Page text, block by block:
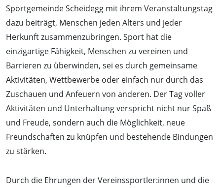
Sportgemeinde Scheidegg mit ihrem Veranstaltungstag
dazu beiträgt, Menschen jeden Alters und jeder
Herkunft zusammenzubringen. Sport hat die
einzigartige Fähigkeit, Menschen zu vereinen und
Barrieren zu überwinden, sei es durch gemeinsame
Aktivitäten, Wettbewerbe oder einfach nur durch das
Zuschauen und Anfeuern von anderen. Der Tag voller
Aktivitäten und Unterhaltung verspricht nicht nur Spaß
und Freude, sondern auch die Möglichkeit, neue
Freundschaften zu knüpfen und bestehende Bindungen
zu stärken.
Durch die Ehrungen der Vereinssportler:innen und die